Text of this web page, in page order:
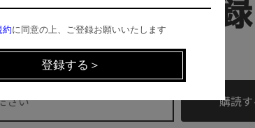
ト、記事などの最新情報をお届け！
に同意の上、ご登録お願いいたします